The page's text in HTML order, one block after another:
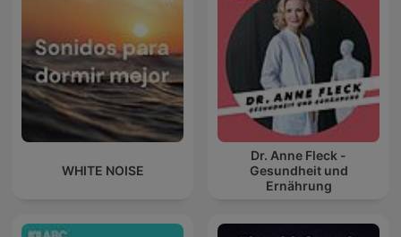
WHITE NOISE
Dr. Anne Fleck -
Gesundheit und
Ernährung